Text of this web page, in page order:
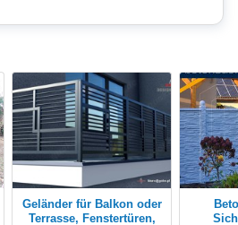
Geländer für Balkon oder
Terrasse, Fenstertüren,
Betonzaun Zaun